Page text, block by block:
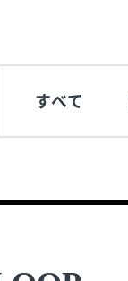
すべて